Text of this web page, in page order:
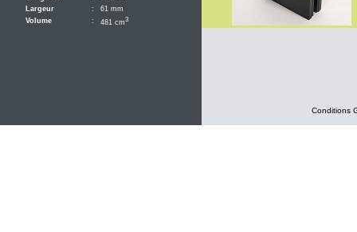
Largeur
:
61 mm
Volume
: 481 cm3
Conditions